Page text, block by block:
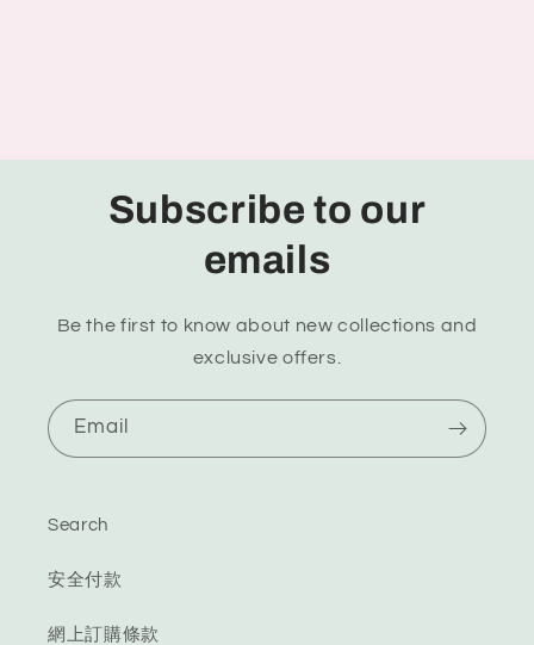
Subscribe to our
emails
Be the first to know about new collections and
exclusive offers.
Email
Search
安全付款
網上訂購條款